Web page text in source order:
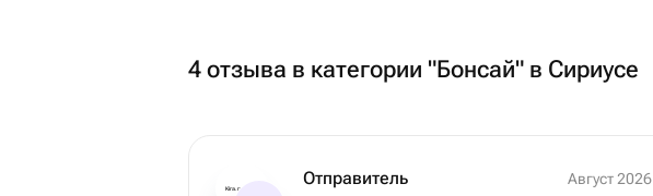
4 отзыва в категории "Бонсай" в Сириусе
Kira.ne.mac Отправитель
Август 2026